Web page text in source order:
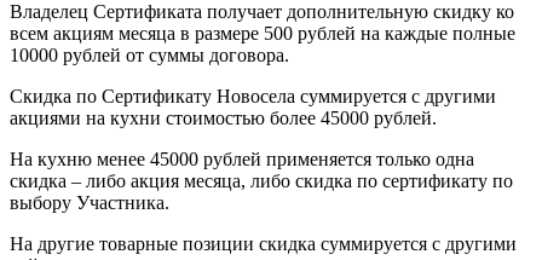
Владелец Сертификата получает дополнительную скидку ко
всем акциям месяца в размере 500 рублей на каждые полные
10000 рублей от суммы договора.
Скидка по Сертификату Новосела суммируется с другими
акциями на кухни стоимостью более 45000 рублей.
На кухню менее 45000 рублей применяется только одна
скидка – либо акция месяца, либо скидка по сертификату по
выбору Участника.
На другие товарные позиции скидка суммируется с другими